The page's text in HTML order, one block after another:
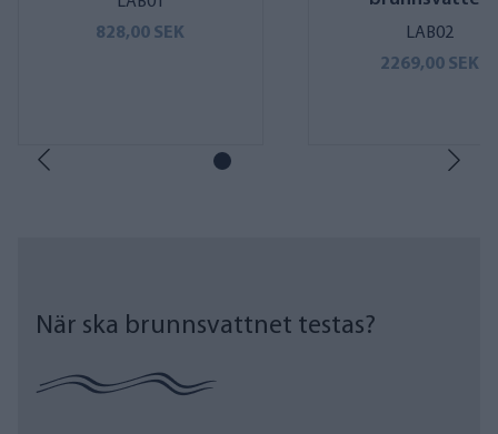
828,00 SEK
LAB02
2269,00 SEK
När ska brunnsvattnet testas?